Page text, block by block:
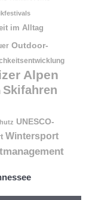
im Alltag
Outdoor-
Alpen
Skifahren
UNESCO-
Wintersport